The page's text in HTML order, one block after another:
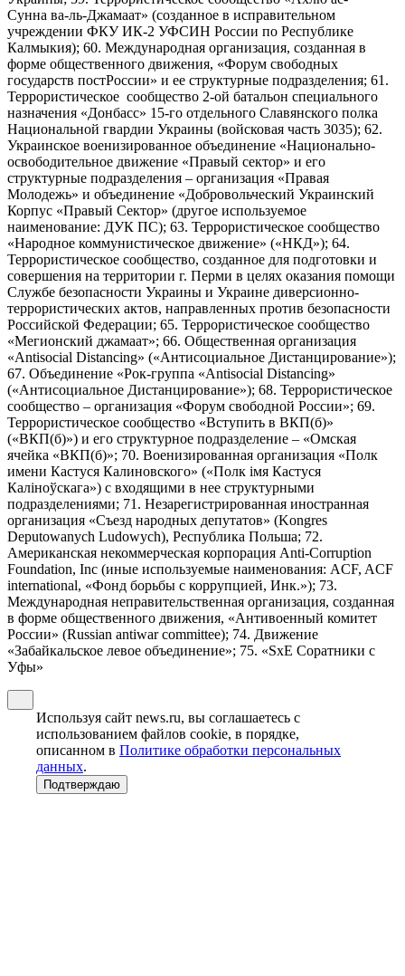
Сунна ва-ль-Джамаат» (созданное в исправительном
учреждении ФКУ ИК-2 УФСИН России по Республике
Калмыкия); 60. Международная организация, созданная в
форме общественного движения, «Форум свободных
государств постРоссии» и ее структурные подразделения; 61.
Террористическое сообщество 2-ой батальон специального
назначения «Донбасс» 15-го отдельного Славянского полка
Национальной гвардии Украины (войсковая часть 3035); 62.
Украинское военизированное объединение «Национально-
освободительное движение «Правый сектор» и его
структурные подразделения – организация «Правая
Молодежь» и объединение «Добровольческий Украинский
Корпус «Правый Сектор» (другое используемое
наименование: ДУК ПС); 63. Террористическое сообщество
«Народное коммунистическое движение» («НКД»); 64.
Террористическое сообщество, созданное для подготовки и
совершения на территории г. Перми в целях оказания помощи
Службе безопасности Украины и Украине диверсионно-
террористических актов, направленных против безопасности
Российской Федерации; 65. Террористическое сообщество
«Мегионский джамаат»; 66. Общественная организация
«Antisocial Distancing» («Антисоциальное Дистанцирование»);
67. Объединение «Рок-группа «Antisocial Distancing»
(«Антисоциальное Дистанцирование»); 68. Террористическое
сообщество – организация «Форум свободной России»; 69.
Террористическое сообщество «Вступить в ВКП(б)»
(«ВКП(б)») и его структурное подразделение – «Омская
ячейка «ВКП(б)»; 70. Военизированная организация «Полк
имени Кастуся Калиновского» («Полк iмя Кастуся
Калiноўскага») с входящими в нее структурными
подразделениями; 71. Незарегистрированная иностранная
организация «Съезд народных депутатов» (Kongres
Deputowanych Ludowych), Республика Польша; 72.
Американская некоммерческая корпорация Anti-Corruption
Foundation, Inc (иные используемые наименования: ACF, ACF
international, «Фонд борьбы с коррупцией, Инк.»); 73.
Международная неправительственная организация, созданная
в форме общественного движения, «Антивоенный комитет
России» (Russian antiwar committee); 74. Движение
«Забайкальское левое объединение»; 75. «SxE Соратники с
Уфы»
Используя сайт news.ru, вы соглашаетесь с
использованием файлов cookie, в порядке,
описанном в Политике обработки персональных
данных.
Подтверждаю